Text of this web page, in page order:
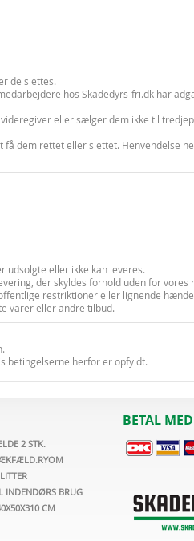
de slettes.
hos Skadedyrs-fri.dk har
eller sælger dem ikke til
få dem rettet eller slettet. Henvendelse
udsolgte eller ikke kan leveres.
der skyldes forhold uden for
restriktioner eller lignende
varer eller andre tilbud.
betingelserne herfor er opfyldt.
2 STK.
INDENDØRS BRUG
CM
BETAL MED